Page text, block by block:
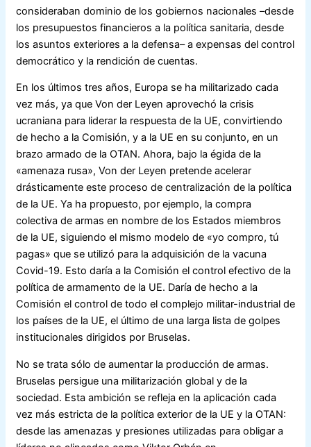
consideraban dominio de los gobiernos nacionales –desde
los presupuestos financieros a la política sanitaria, desde
los asuntos exteriores a la defensa– a expensas del control
democrático y la rendición de cuentas.
En los últimos tres años, Europa se ha militarizado cada
vez más, ya que Von der Leyen aprovechó la crisis
ucraniana para liderar la respuesta de la UE, convirtiendo
de hecho a la Comisión, y a la UE en su conjunto, en un
brazo armado de la OTAN. Ahora, bajo la égida de la
«amenaza rusa», Von der Leyen pretende acelerar
drásticamente este proceso de centralización de la política
de la UE. Ya ha propuesto, por ejemplo, la compra
colectiva de armas en nombre de los Estados miembros
de la UE, siguiendo el mismo modelo de «yo compro, tú
pagas» que se utilizó para la adquisición de la vacuna
Covid-19. Esto daría a la Comisión el control efectivo de la
política de armamento de la UE. Daría de hecho a la
Comisión el control de todo el complejo militar-industrial de
los países de la UE, el último de una larga lista de golpes
institucionales dirigidos por Bruselas.
No se trata sólo de aumentar la producción de armas.
Bruselas persigue una militarización global y de la
sociedad. Esta ambición se refleja en la aplicación cada
vez más estricta de la política exterior de la UE y la OTAN:
desde las amenazas y presiones utilizadas para obligar a